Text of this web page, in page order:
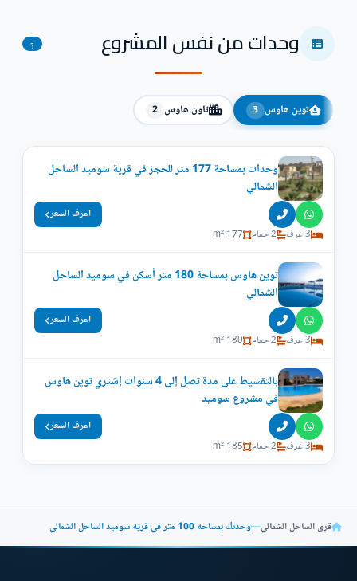
وحدات من نفس المشروع 5
توين هاوس 3 تاون هاوس 2
وحدات بمساحة 177 متر للحجز في قرية سوميد الساحل
الشمالي
3 غرف 2 حمام 177 m²
اعرف السعر
توين هاوس بمساحة 180 متر أسكن في سوميد الساحل
الشمالي
3 غرف 2 حمام 180 m²
اعرف السعر
بالتقسيط على مدة تصل إلى 4 سنوات إشتري توين هاوس
في مشروع سوميد
3 غرف 2 حمام 185 m²
اعرف السعر
قرى الساحل الشمالي—وحدتك بمساحة 100 متر في قرية سوميد الساحل الشمالي